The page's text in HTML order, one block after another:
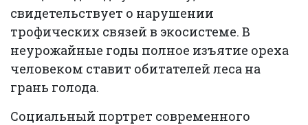
свидетельствует о нарушении
трофических связей в экосистеме. В
неурожайные годы полное изъятие ореха
человеком ставит обитателей леса на
грань голода.
Социальный портрет современного